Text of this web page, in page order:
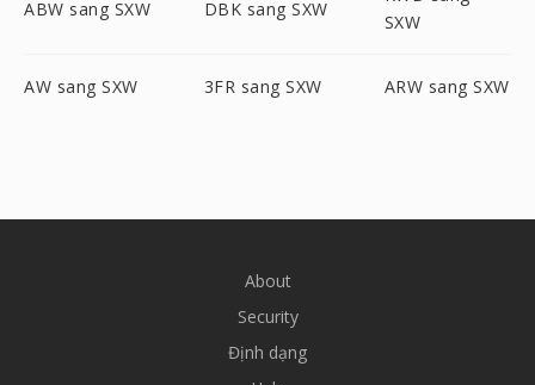
ABW sang SXW DBK sang SXW
SXW
AW sang SXW 3FR sang SXW ARW sang SXW
About
Security
Định dạng